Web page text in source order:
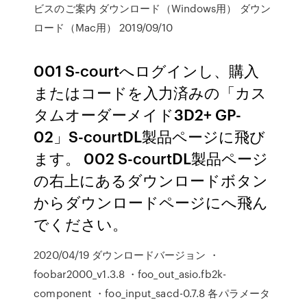
ビスのご案内 ダウンロード（Windows用） ダウン
ロード（Mac用） 2019/09/10
001 S-courtへログインし、購入
またはコードを入力済みの「カス
タムオーダーメイド3D2+ GP-
02」S-courtDL製品ページに飛び
ます。 002 S-courtDL製品ページ
の右上にあるダウンロードボタン
からダウンロードページにへ飛ん
でください。
2020/04/19 ダウンロードバージョン ・
foobar2000_v1.3.8 ・foo_out_asio.fb2k-
component ・foo_input_sacd-0.7.8 各パラメータ